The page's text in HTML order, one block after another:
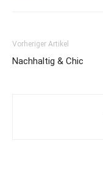
Vorheriger Artikel
Nachhaltig & Chic